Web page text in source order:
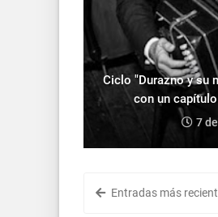
Ciclo "Durazno y su
con un
7
Entradas más